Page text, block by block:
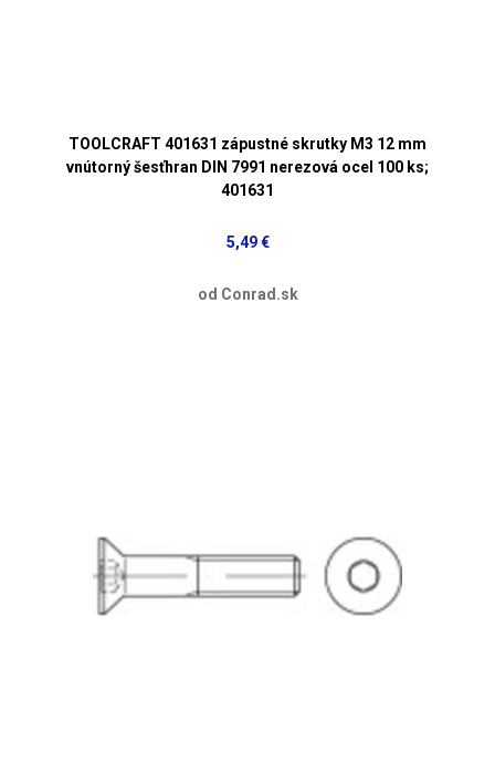
TOOLCRAFT 401631 zápustné skrutky M3 12 mm
vnútorný šesťhran DIN 7991 nerezová ocel 100 ks;
401631
5,49 €
od Conrad.sk